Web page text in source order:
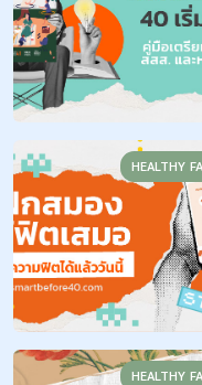
HEALTHY
HEALTHY